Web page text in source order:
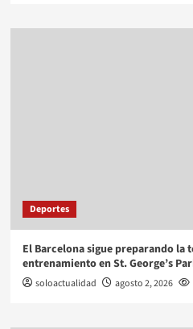
Deportes
El Barcelona sigue preparando la
entrenamiento en St. George’s
soloactualidad agosto 2, 2026